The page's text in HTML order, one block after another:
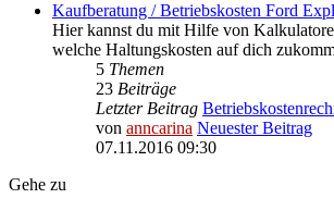
Kaufberatung / Betriebskosten Ford
Hier kannst du mit Hilfe von
welche Haltungskosten auf dich
5 Themen
23 Beiträge
Letzter Beitrag
von anncarina Neuester Beitrag
07.11.2016 09:30
Gehe zu